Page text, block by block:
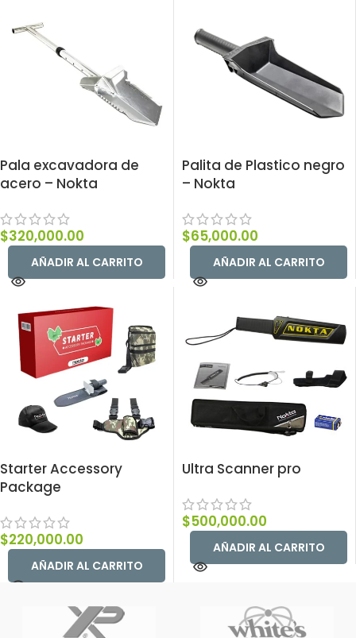
Pala excavadora de
acero – Nokta
$320,000.00
AÑADIR AL CARRITO
Palita de Plastico negro
– Nokta
$65,000.00
AÑADIR AL CARRITO
Starter Accessory
Package
$220,000.00
AÑADIR AL CARRITO
Ultra Scanner pro
$500,000.00
AÑADIR AL CARRITO